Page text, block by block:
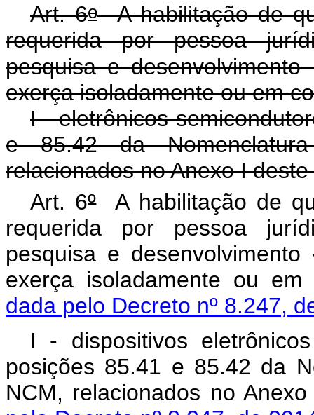
Art. 6oA habilitação de
requerida por pessoa
pesquisa e
exerça isoladamente ou em
I - eletrônicos
e 85.42 da
relacionados no Anexo I
Art. 6ºA habilitação de
requerida por pessoa
pesquisa e
exerça isoladamente ou
dada pelo Decreto nº 8.247,
I - dispositivos
posições 85.41 e 85.42 da
NCM, relacionados no